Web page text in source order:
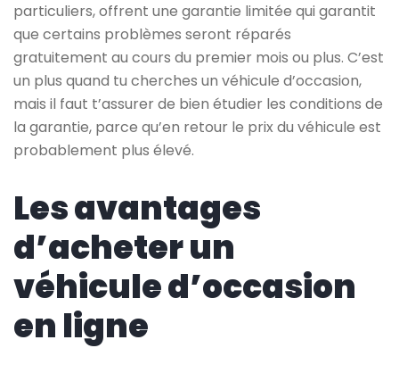
particuliers, offrent une garantie limitée qui garantit
que certains problèmes seront réparés
gratuitement au cours du premier mois ou plus. C’est
un plus quand tu cherches un véhicule d’occasion,
mais il faut t’assurer de bien étudier les conditions de
la garantie, parce qu’en retour le prix du véhicule est
probablement plus élevé.
Les avantages
d’acheter un
véhicule d’occasion
en ligne